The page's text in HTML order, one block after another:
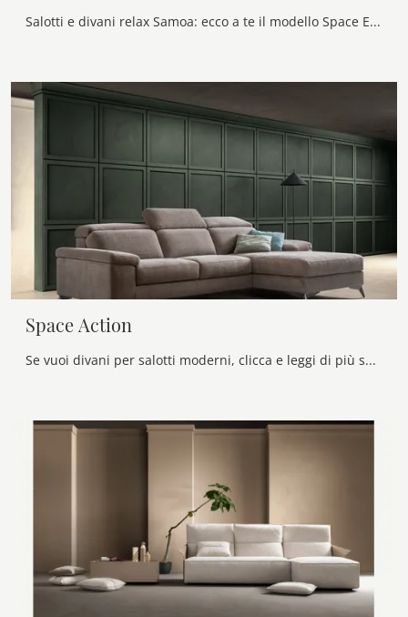
Salotti e divani relax Samoa: ecco a te il modello Space Express in tessuto per valorizzare il living.
Space Action
Se vuoi divani per salotti moderni, clicca e leggi di più sul modello Space Action in tessuto del marchio Samoa.